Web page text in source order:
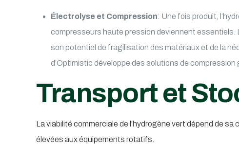
Électrolyse et Compression: Une fois produit,
compresseurs haute pression deviennent essentiels.
son potentiel de fragilisation des matériaux et de la
d’Optimistic développe des solutions de
Transport et
La viabilité commerciale de l’hydrogène vert dépend de
élevées aux équipements rotatifs.